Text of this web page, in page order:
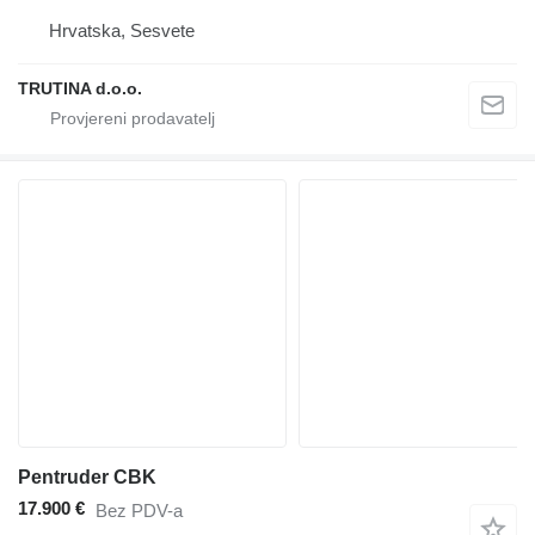
Hrvatska, Sesvete
TRUTINA d.o.o.
Pentruder CBK
17.900 € Bez PDV-a